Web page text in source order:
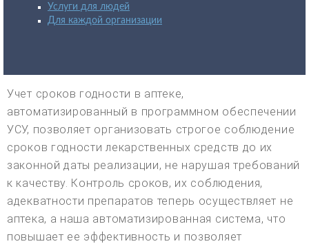
Услуги для людей
Для каждой организации
Учет сроков годности в аптеке,
автоматизированный в программном обеспечении
УСУ, позволяет организовать строгое соблюдение
сроков годности лекарственных средств до их
законной даты реализации, не нарушая требований
к качеству. Контроль сроков, их соблюдения,
адекватности препаратов теперь осуществляет не
аптека, а наша автоматизированная система, что
повышает ее эффективность и позволяет